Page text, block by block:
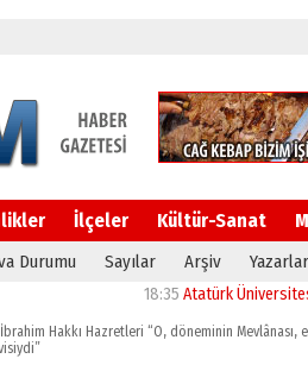
İlçeler Kültür-Sanat
Durumu Sayılar Arşiv Yazarlar
Atatürk Üniversitesi’nin
Hakkı Hazretleri “O, döneminin Mevlânası,